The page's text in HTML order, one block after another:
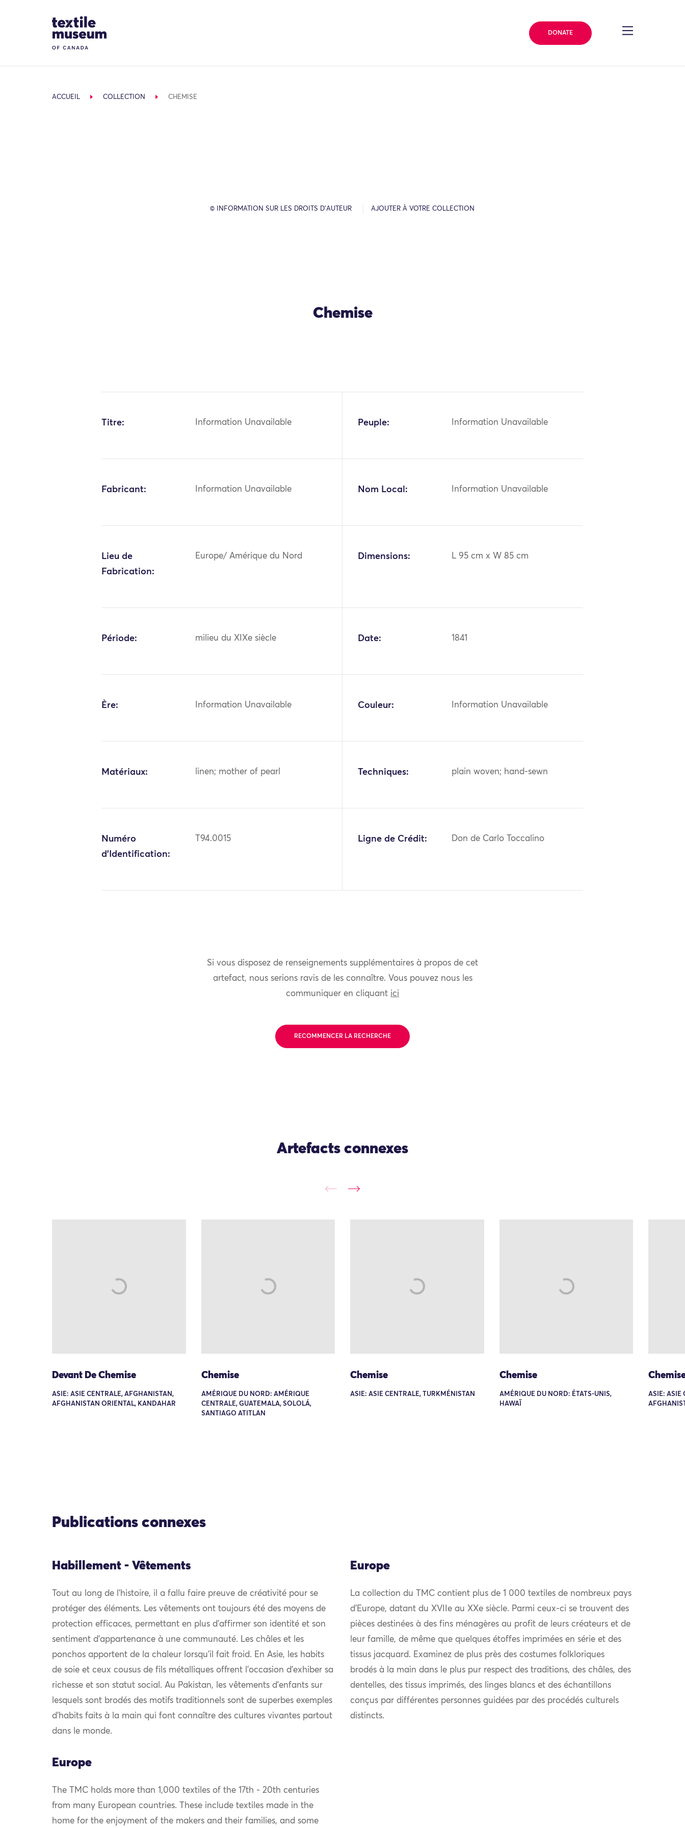
Site Logo
DONATE
ACCUEIL COLLECTION CHEMISE
© INFORMATION SUR LES DROITS D’AUTEUR AJOUTER À VOTRE COLLECTION
Chemise
Titre: Information Unavailable Peuple: Information Unavailable
Fabricant: Information Unavailable Nom Local: Information Unavailable
Lieu de
Fabrication:
Europe/ Amérique du Nord Dimensions: L 95 cm x W 85 cm
Période: milieu du XIXe siècle Date: 1841
Ère: Information Unavailable Couleur: Information Unavailable
Matériaux: linen; mother of pearl Techniques: plain woven; hand-sewn
Numéro
d'Identification:
T94.0015 Ligne de Crédit: Don de Carlo Toccalino
Si vous disposez de renseignements supplémentaires à propos de cet
artefact, nous serions ravis de les connaître. Vous pouvez nous les
communiquer en cliquant ici
RECOMMENCER LA RECHERCHE
Artefacts connexes
Devant De Chemise
ASIE: ASIE CENTRALE, AFGHANISTAN,
AFGHANISTAN ORIENTAL, KANDAHAR
Chemise
AMÉRIQUE DU NORD: AMÉRIQUE
CENTRALE, GUATEMALA, SOLOLÁ,
SANTIAGO ATITLAN
Chemise
ASIE: ASIE CENTRALE, TURKMÉNISTAN
Chemise
AMÉRIQUE DU NORD: ÉTATS-UNIS,
HAWAÏ
ASIE: ASIE
Publications connexes
Habillement - Vêtements
Tout au long de l’histoire, il a fallu faire preuve de créativité pour se
protéger des éléments. Les vêtements ont toujours été des moyens de
protection efficaces, permettant en plus d’affirmer son identité et son
sentiment d’appartenance à une communauté. Les châles et les
ponchos apportent de la chaleur lorsqu’il fait froid. En Asie, les habits
de soie et ceux cousus de fils métalliques offrent l’occasion d’exhiber sa
richesse et son statut social. Au Pakistan, les vêtements d’enfants sur
lesquels sont brodés des motifs traditionnels sont de superbes exemples
d’habits faits à la main qui font connaître des cultures vivantes partout
dans le monde.
Europe
La collection du TMC contient plus de 1 000 textiles de nombreux pays
d’Europe, datant du XVIIe au XXe siècle. Parmi ceux-ci se trouvent des
pièces destinées à des fins ménagères au profit de leurs créateurs et de
leur famille, de même que quelques étoffes imprimées en série et des
tissus jacquard. Examinez de plus près des costumes folkloriques
brodés à la main dans le plus pur respect des traditions, des châles, des
dentelles, des tissus imprimés, des linges blancs et des échantillons
conçus par différentes personnes guidées par des procédés culturels
distincts.
Europe
The TMC holds more than 1,000 textiles of the 17th - 20th centuries
from many European countries. These include textiles made in the
home for the enjoyment of the makers and their families, and some